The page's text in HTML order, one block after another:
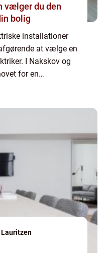
bolig
installationer
at vælge en
I Nakskov og
for en